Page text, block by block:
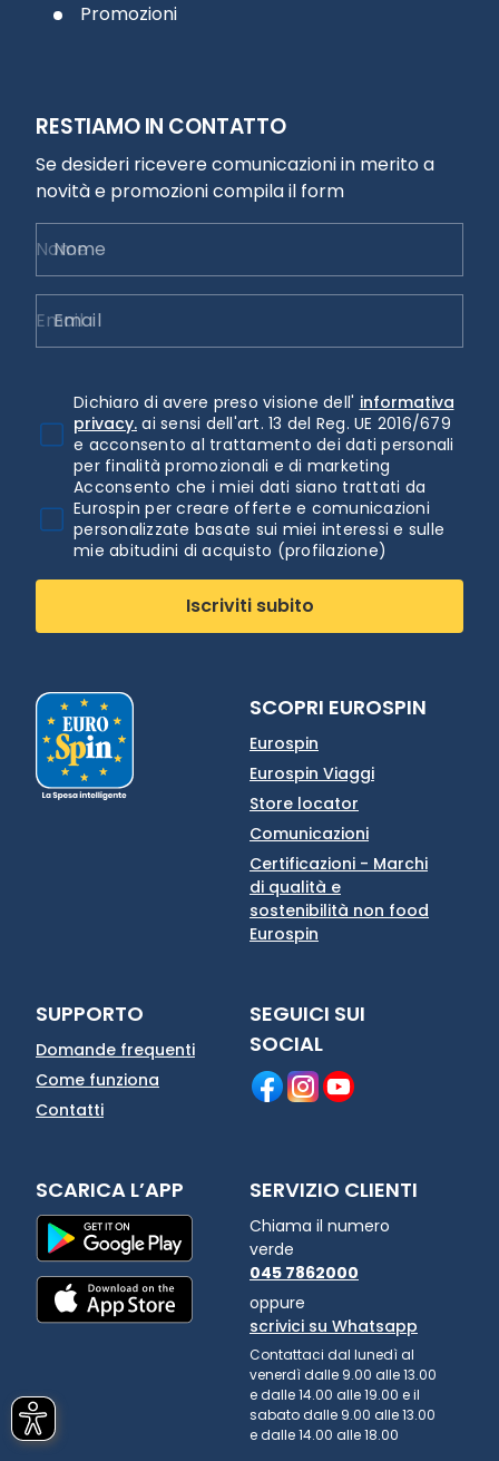
Promozioni
RESTIAMO IN CONTATTO
Se desideri ricevere comunicazioni in merito a
novità e promozioni compila il form
Nome
Email
Dichiaro di avere preso visione dell' informativa
privacy. ai sensi dell'art. 13 del Reg. UE 2016/679
e acconsento al trattamento dei dati personali
per finalità promozionali e di marketing
Acconsento che i miei dati siano trattati da
Eurospin per creare offerte e comunicazioni
personalizzate basate sui miei interessi e sulle
mie abitudini di acquisto (profilazione)
Iscriviti subito
SCOPRI EUROSPIN
Eurospin
Eurospin Viaggi
Store locator
Comunicazioni
Certificazioni - Marchi
di qualità e
sostenibilità non food
Eurospin
SUPPORTO
Domande frequenti
Come funziona
Contatti
SEGUICI SUI
SOCIAL
SCARICA L’APP SERVIZIO CLIENTI
Chiama il numero
verde
045 7862000
oppure
scrivici su Whatsapp
Contattaci dal lunedì al
venerdì dalle 9.00 alle 13.00
e dalle 14.00 alle 19.00 e il
sabato dalle 9.00 alle 13.00
e dalle 14.00 alle 18.00